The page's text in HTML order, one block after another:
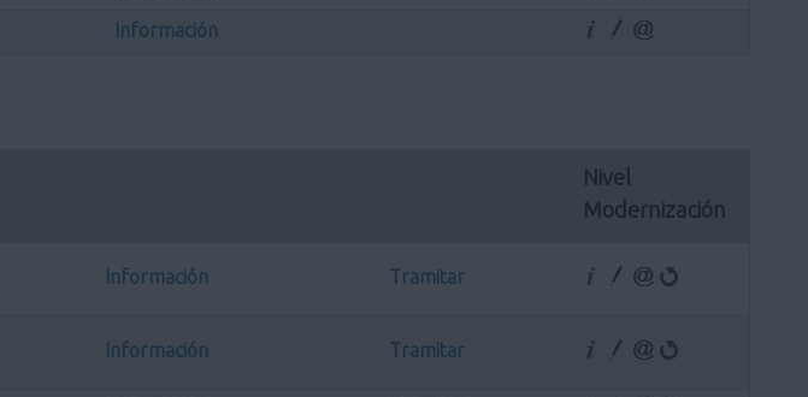
Información
Nivel
Modernización
Información Tramitar
Información Tramitar